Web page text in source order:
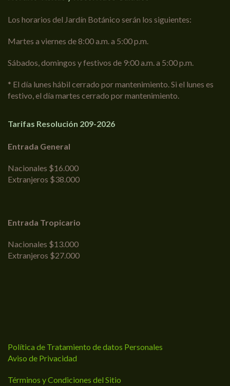
Los horarios del Jardín Botánico serán los siguientes:
Martes a viernes de 8:00 a.m. a 5:00 p.m.
Sábados, domingos y festivos de 9:00 a.m. a 5:00 p.m.
* El día lunes hábil cerrado por mantenimiento. Si el lunes es
festivo, el día martes cerrado por mantenimiento.
Tarifas Resolución 209-2026
Entrada General
Nacionales $16.000
Extranjeros $38.000
Entrada Tropicario
Nacionales $13.000
Extranjeros $27.000
Política de Tratamiento de datos Personales
Aviso de Privacidad
Términos y Condiciones del Sitio